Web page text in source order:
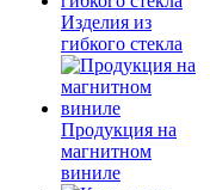
Изделия из
гибкого стекла
Продукция на
магнитном
виниле